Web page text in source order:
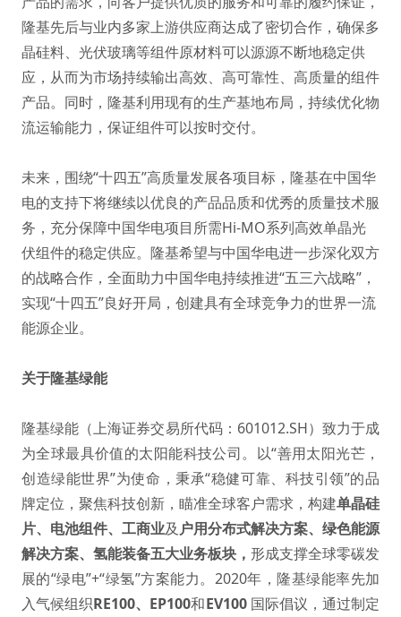
隆基先后与业内多家上游供应商达成了密切合作，确保多
晶硅料、光伏玻璃等组件原材料可以源源不断地稳定供
应，从而为市场持续输出高效、高可靠性、高质量的组件
产品。同时，隆基利用现有的生产基地布局，持续优化物
流运输能力，保证组件可以按时交付。
未来，围绕“十四五”高质量发展各项目标，隆基在中国华
电的支持下将继续以优良的产品品质和优秀的质量技术服
务，充分保障中国华电项目所需Hi-MO系列高效单晶光
伏组件的稳定供应。隆基希望与中国华电进一步深化双方
的战略合作，全面助力中国华电持续推进“五三六战略”，
实现“十四五”良好开局，创建具有全球竞争力的世界一流
能源企业。
关于隆基绿能
隆基绿能（上海证券交易所代码：601012.SH）致力于成
为全球最具价值的太阳能科技公司。以“善用太阳光芒，
创造绿能世界”为使命，秉承“稳健可靠、科技引领”的品
牌定位，聚焦科技创新，瞄准全球客户需求，构建单晶硅
片、 电池组件、 工商业及 户用分布式解决方案、 绿色能源
解决方案、 氢能装备五大业务板块， 形成支撑全球零碳发
展的“绿电”+“绿氢”方案能力。2020年，隆基绿能率先加
入气候组织RE100、 EP100和EV100 国际倡议，通过制定